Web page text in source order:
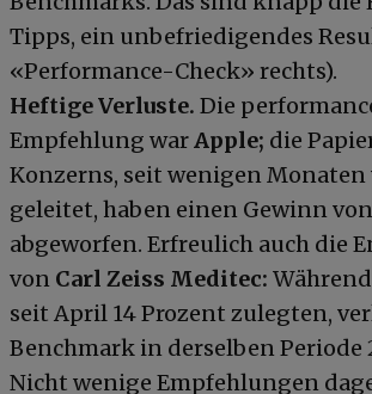
Tipps, ein unbefriedigendes
«Performance-Check» rechts).
Heftige Verluste. Die
Empfehlung warApple; die
Konzerns, seit wenigen Monaten
geleitet, haben einen Gewinn
abgeworfen. Erfreulich auch die
von Carl Zeiss Meditec:
seit April 14 Prozent zulegten,
Benchmark in derselben Periode
Nicht wenige Empfehlungen